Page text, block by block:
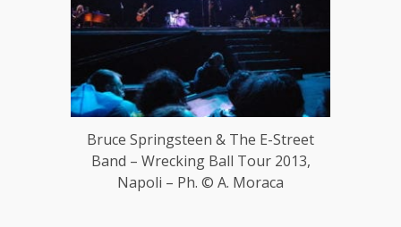
Bruce Springsteen & The E-Street
Band – Wrecking Ball Tour 2013,
Napoli – Ph. © A. Moraca